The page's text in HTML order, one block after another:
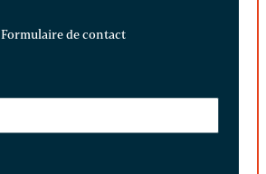
Formulaire de contact